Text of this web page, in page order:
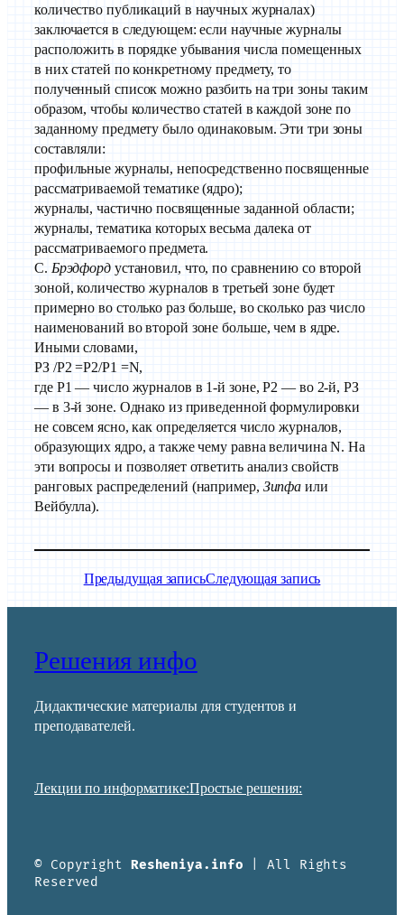
количество публикаций в научных журналах)
заключается в следующем: если научные журналы
расположить в порядке убывания числа помещенных
в них статей по конкретному предмету, то
полученный список можно разбить на три зоны таким
образом, чтобы количество статей в каждой зоне по
заданному предмету было одинаковым. Эти три зоны
составляли:
профильные журналы, непосредственно посвященные
рассматриваемой тематике (ядро);
журналы, частично посвященные заданной области;
журналы, тематика которых весьма далека от
рассматриваемого предмета.
С. Брэдфордустановил, что, по сравнению со второй
зоной, количество журналов в третьей зоне будет
примерно во столько раз больше, во сколько раз число
наименований во второй зоне больше, чем в ядре.
Иными словами,
РЗ /Р2 =Р2/Р1 =N,
где Р1 — число журналов в 1-й зоне, Р2 — во 2-й, РЗ
— в 3-й зоне. Однако из приведенной формулировки
не совсем ясно, как определяется число журналов,
образующих ядро, а также чему равна величина N. На
эти вопросы и позволяет ответить анализ свойств
ранговых распределений (например, Зипфа или
Вейбулла).
Предыдущая записьСледующая запись
Решения инфо
Дидактические материалы для студентов и
преподавателей.
Лекции по информатике:Простые решения:
© Copyright Resheniya.info | All Rights
Reserved